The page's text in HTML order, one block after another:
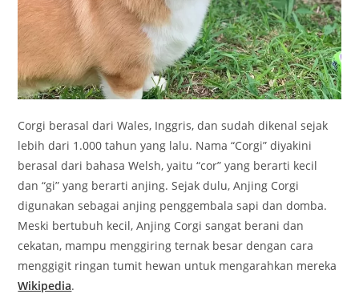
Corgi berasal dari Wales, Inggris, dan sudah dikenal sejak
lebih dari 1.000 tahun yang lalu. Nama “Corgi” diyakini
berasal dari bahasa Welsh, yaitu “cor” yang berarti kecil
dan “gi” yang berarti anjing. Sejak dulu, Anjing Corgi
digunakan sebagai anjing penggembala sapi dan domba.
Meski bertubuh kecil, Anjing Corgi sangat berani dan
cekatan, mampu menggiring ternak besar dengan cara
menggigit ringan tumit hewan untuk mengarahkan mereka
Wikipedia.